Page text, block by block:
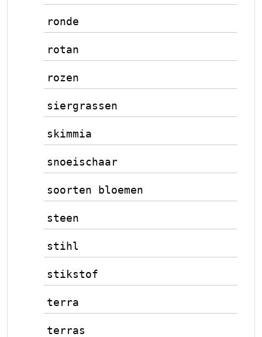
ronde
rotan
rozen
siergrassen
skimmia
snoeischaar
soorten bloemen
steen
stihl
stikstof
terra
terras